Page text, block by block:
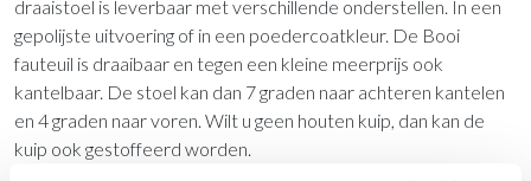
draaistoel is leverbaar met verschillende onderstellen. In een
gepolijste uitvoering of in een poedercoatkleur. De Booi
fauteuil is draaibaar en tegen een kleine meerprijs ook
kantelbaar. De stoel kan dan 7 graden naar achteren kantelen
en 4 graden naar voren. Wilt u geen houten kuip, dan kan de
kuip ook gestoffeerd worden.